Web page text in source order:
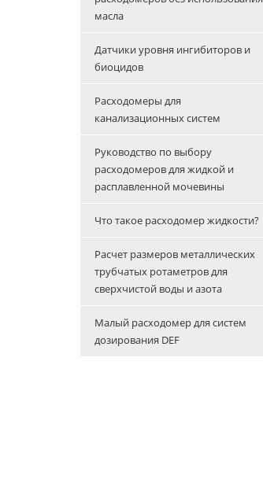
масла
Датчики уровня ингибиторов и
биоцидов
Расходомеры для
канализационных систем
Руководство по выбору
расходомеров для жидкой и
расплавленной мочевины
Что такое расходомер жидкости?
Расчет размеров металлических
трубчатых ротаметров для
сверхчистой воды и азота
Малый расходомер для систем
дозирования DEF